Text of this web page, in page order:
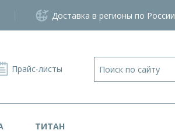
Доставка в регионы по России
Прайс-листы
ТИТАН